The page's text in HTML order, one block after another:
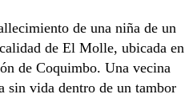
de una niña de un
de El Molle, ubicada en
de Coquimbo. Una vecina
sin vida dentro de un tambor